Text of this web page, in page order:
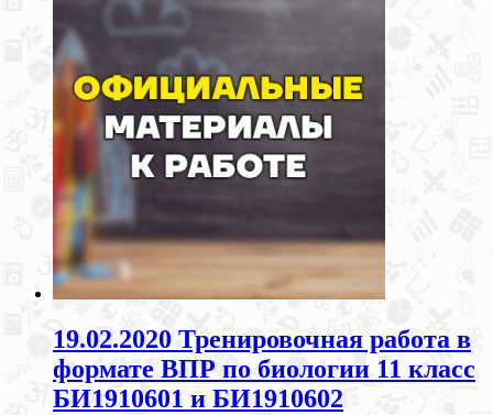
19.02.2020 Тренировочная работа в
формате ВПР по биологии 11 класс
БИ1910601 и БИ1910602